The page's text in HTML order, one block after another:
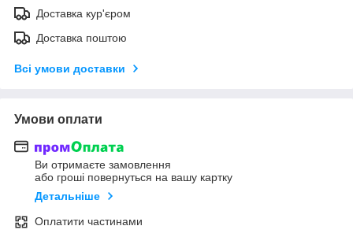
Доставка кур'єром
Доставка поштою
Всі умови доставки
Умови оплати
Ви отримаєте замовлення
або гроші повернуться на вашу картку
Детальніше
Оплатити частинами